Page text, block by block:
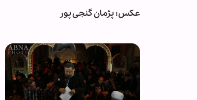
عکس: پژمان گنجی پور